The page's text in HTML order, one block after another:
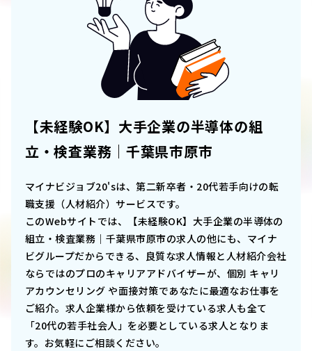
【未経験OK】大手企業の半導体の組
立・検査業務｜千葉県市原市
マイナビジョブ20'sは、第二新卒者・20代若手向けの転
職支援（人材紹介）サービスです。
このWebサイトでは、
【未経験OK】大手企業の半導体の
組立・検査業務｜千葉県市原市の求人の他にも、マイナ
ビグループだからできる、良質な求人情報と人材紹介会社
ならではのプロのキャリアアドバイザーが、個別 キャリ
アカウンセリング や面接対策であなたに最適なお仕事を
ご紹介。求人企業様から依頼を受けている求人も全て
「20代の若手社会人」を必要としている求人となりま
す。お気軽にご相談ください。